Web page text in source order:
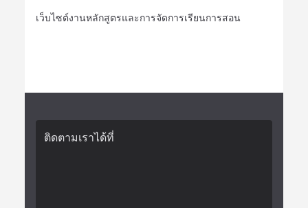
เว็บไซต์งานหลักสูตรและการจัดการเรียนการสอน
ติดตามเราได้ที่